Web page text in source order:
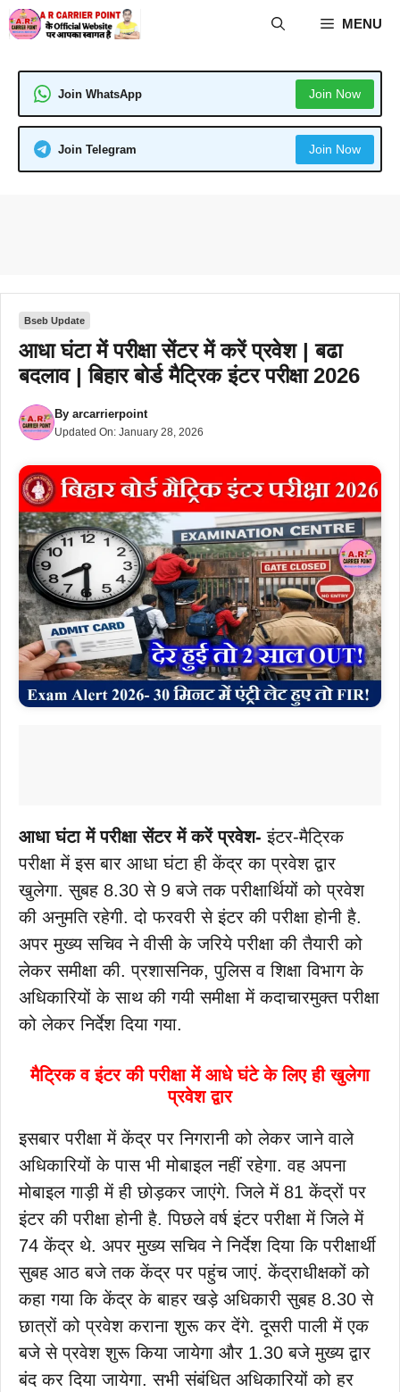
Skip
to
MENU
Join WhatsApp Join Now
Join Telegram Join Now
Bseb Update
आधा घंटा में परीक्षा सेंटर में करें प्रवेश | बढा
बदलाव | बिहार बोर्ड मैट्रिक इंटर परीक्षा 2026
By arcarrierpoint
Updated On: January 28, 2026
आधा घंटा में परीक्षा सेंटर में करें प्रवेश- इंटर-मैट्रिक
परीक्षा में इस बार आधा घंटा ही केंद्र का प्रवेश द्वार
खुलेगा. सुबह 8.30 से 9 बजे तक परीक्षार्थियों को प्रवेश
की अनुमति रहेगी. दो फरवरी से इंटर की परीक्षा होनी है.
अपर मुख्य सचिव ने वीसी के जरिये परीक्षा की तैयारी को
लेकर समीक्षा की. प्रशासनिक, पुलिस व शिक्षा विभाग के
अधिकारियों के साथ की गयी समीक्षा में कदाचारमुक्त परीक्षा
को लेकर निर्देश दिया गया.
मैट्रिक व इंटर की परीक्षा में आधे घंटे के लिए ही खुलेगा
प्रवेश द्वार
इसबार परीक्षा में केंद्र पर निगरानी को लेकर जाने वाले
अधिकारियों के पास भी मोबाइल नहीं रहेगा. वह अपना
मोबाइल गाड़ी में ही छोड़कर जाएंगे. जिले में 81 केंद्रों पर
इंटर की परीक्षा होनी है. पिछले वर्ष इंटर परीक्षा में जिले में
74 केंद्र थे. अपर मुख्य सचिव ने निर्देश दिया कि परीक्षार्थी
सुबह आठ बजे तक केंद्र पर पहुंच जाएं. केंद्राधीक्षकों को
कहा गया कि केंद्र के बाहर खड़े अधिकारी सुबह 8.30 से
छात्रों को प्रवेश कराना शुरू कर देंगे. दूसरी पाली में एक
बजे से प्रवेश शुरू किया जायेगा और 1.30 बजे मुख्य द्वार
बंद कर दिया जायेगा. सभी संबंधित अधिकारियों को हर